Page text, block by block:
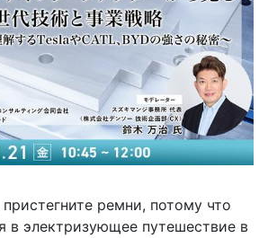
ремни, потому что
в электризующее путешествие в